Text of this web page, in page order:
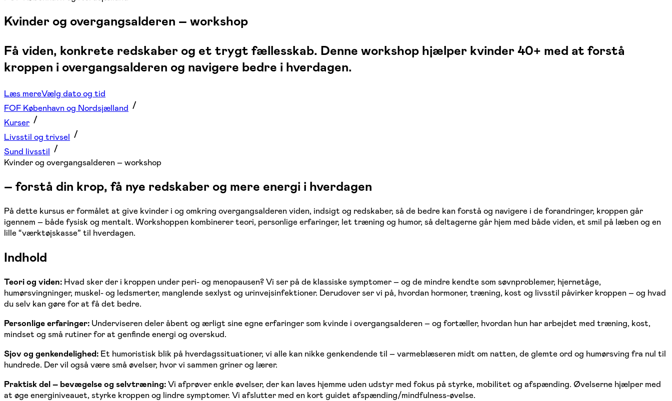
Kvinder og overgangsalderen – workshop
Få viden, konkrete redskaber og et trygt fællesskab. Denne workshop hjælper kvinder 40+ med at forstå
kroppen i overgangsalderen og navigere bedre i hverdagen.
Læs mereVælg dato og tid
FOF København og Nordsjælland
Kurser
Livsstil og trivsel
Sund livsstil
Kvinder og overgangsalderen – workshop
– forstå din krop, få nye redskaber og mere energi i hverdagen
På dette kursus er formålet at give kvinder i og omkring overgangsalderen viden, indsigt og redskaber, så de bedre kan forstå og navigere i de forandringer, kroppen går
igennem – både fysisk og mentalt. Workshoppen kombinerer teori, personlige erfaringer, let træning og humor, så deltagerne går hjem med både viden, et smil på læben og en
lille “værktøjskasse” til hverdagen.
Indhold
Teori og viden: Hvad sker der i kroppen under peri- og menopausen? Vi ser på de klassiske symptomer – og de mindre kendte som søvnproblemer, hjerne­tåge,
humørsvingninger, muskel- og ledsmerter, manglende sexlyst og urinvejsinfektioner. Derudover ser vi på, hvordan hormoner, træning, kost og livsstil påvirker kroppen – og hvad
du selv kan gøre for at få det bedre.
Personlige erfaringer: Underviseren deler åbent og ærligt sine egne erfaringer som kvinde i overgangsalderen – og fortæller, hvordan hun har arbejdet med træning, kost,
mindset og små rutiner for at genfinde energi og overskud.
Sjov og genkendelighed: Et humoristisk blik på hverdagssituationer, vi alle kan nikke genkendende til – varmeblæseren midt om natten, de glemte ord og humørsving fra nul til
hundrede. Der vil også være små øvelser, hvor vi sammen griner og lærer.
Praktisk del – bevægelse og selvtræning:Vi afprøver enkle øvelser, der kan laves hjemme uden udstyr med fokus på styrke, mobilitet og afspænding. Øvelserne hjælper med
at øge energiniveauet, styrke kroppen og lindre symptomer. Vi afslutter med en kort guidet afspænding/mindfulness-øvelse.